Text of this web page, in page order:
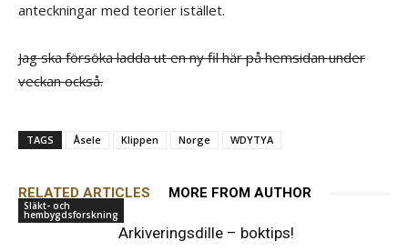
anteckningar med teorier istället.
Jag ska försöka ladda ut en ny fil här på hemsidan under
veckan också.
TAGS Åsele Klippen Norge WDYTYA
RELATED ARTICLES MORE FROM AUTHOR
Släkt- och
hembygdsforskning
Arkiveringsdille – boktips!